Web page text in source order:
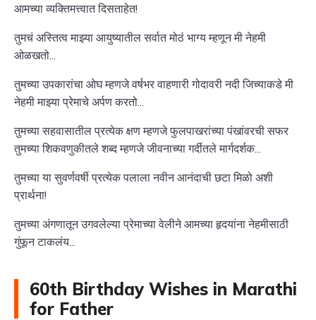
आमच्या व्यक्तिमत्त्वात दिसताहेत!
तुमचं अस्तित्व माझ्या आयुष्यातील सर्वात मोठं भाग्य म्हणून मी नेहमी
ओळखतो...
तुमच्या उपकारांचा ओघ म्हणजे वर्षभर वाहणारी गोदावरी नदी जिच्याकडे मी
नेहमी माझ्या प्रेमाचे अर्पण करतो...
तुमच्या सहवासातील प्रत्येक क्षण म्हणजे फुलपाखरांच्या पंखांवरची सफर
तुमच्या शिकवणुकीतले शब्द म्हणजे जीवनाच्या गर्दीतले मार्गदर्शक...
तुमच्या या सुवर्णवर्षी प्रत्येक पलाला नवीन आनंदाची छटा मिळो अशी
प्रार्थना!
तुमच्या अंगणातून उगवलेल्या प्रेमाच्या वेलीने आमच्या हृदयांना नेहमीसाठी
गुंफून टाकलंय...
60th Birthday Wishes in Marathi
for Father